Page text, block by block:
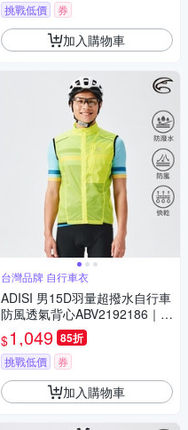
挑戰低價 券
加入購物車
台灣品牌 自行車衣
ADISI 男15D羽量超撥水自行車
防風透氣背心ABV2192186｜亮
麗黃
$1,049 85折
挑戰低價 券
加入購物車